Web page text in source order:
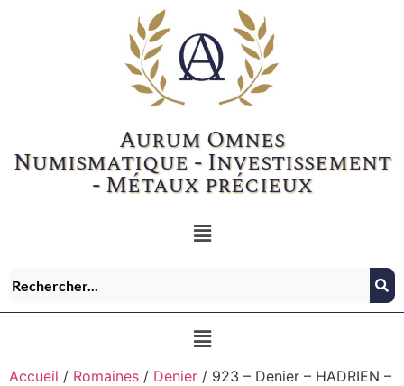
Aurum Omnes
Numismatique - Investissement
- Métaux précieux
Accueil / Romaines / Denier / 923 – Denier – HADRIEN –